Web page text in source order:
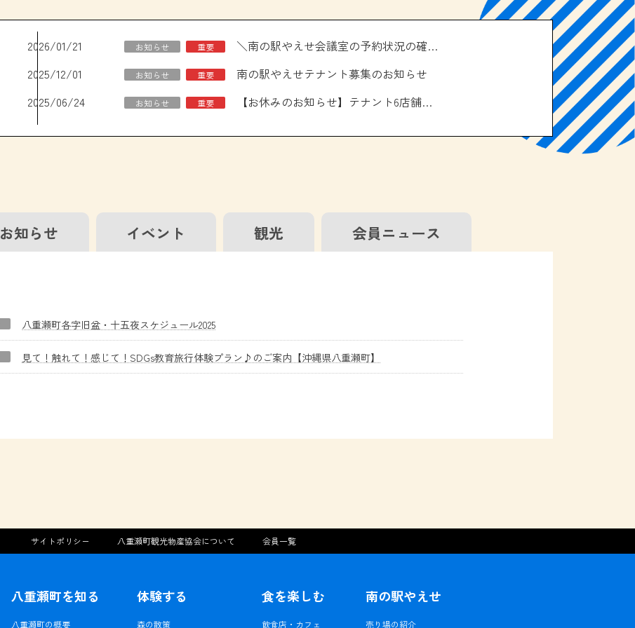
2026/01/21 お知らせ 重要
＼南の駅やえせ会議室の予約状況の確認はこちら！／
2025/12/01
お知らせ 重要
南の駅やえせテナント募集のお知らせ
2025/06/24
お知らせ 重要 【お休みのお知らせ】テナント6店舗、エアコン取り換え工事について
お知らせ イベント 観光 会員ニュース
八重瀬町各字旧盆・十五夜スケジュール2025
見て！触れて！感じて！SDGs教育旅行体験プラン♪のご案内【沖縄県八重瀬町】
サイトポリシー 八重瀬町観光物産協会について 会員一覧
八重瀬町を知る
八重瀬町の概要
体験する
森の散策
食を楽しむ
飲食店・カフェ
南の駅やえせ
売り場の紹介